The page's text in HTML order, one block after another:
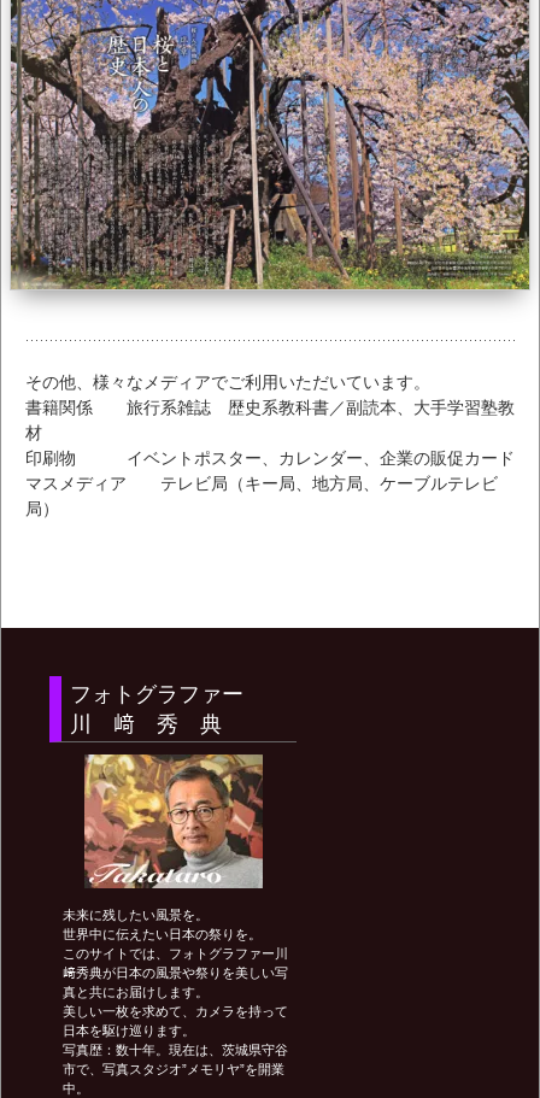
その他、様々なメディアでご利用いただいています。
書籍関係 旅行系雑誌 歴史系教科書／副読本、大手学習塾教
材
印刷物 イベントポスター、カレンダー、企業の販促カード
マスメディア テレビ局（キー局、地方局、ケーブルテレビ
局）
フォトグラファー
川 﨑 秀 典
未来に残したい風景を。
世界中に伝えたい日本の祭りを。
このサイトでは、フォトグラファー川
﨑秀典が日本の風景や祭りを美しい写
真と共にお届けします。
美しい一枚を求めて、カメラを持って
日本を駆け巡ります。
写真歴：数十年。現在は、茨城県守谷
市で、写真スタジオ”メモリヤ”を開業
中。